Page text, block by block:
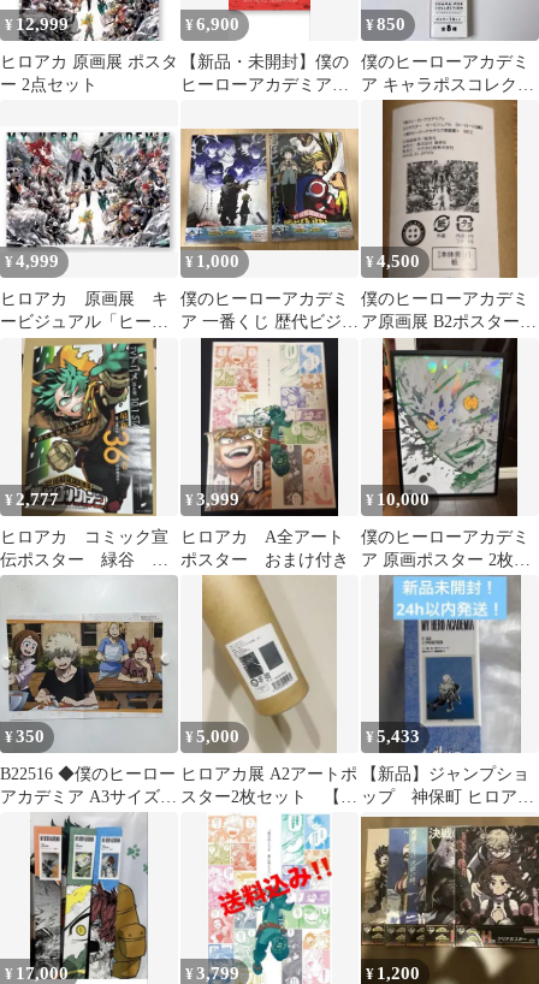
¥ 12,999
ヒロアカ 原画展 ポスタ
ー 2点セット
¥6,900
【新品・未開封】僕の
ヒーローアカデミア原
枚セット【頑張れ】
¥850
僕のヒーローアカデミ
ア キャラポスコレクシ
ョン ポスター 轟焦凍
¥4,999
ヒロアカ 原画展 キ
ービジュアル「ヒーロ
ーVS敵(ヴィラン)」
B2 ポスター
¥ 1,000
僕のヒーローアカデミ
ア 一番くじ 歴代ビジュ
アルクリアポスター 2
¥4,500
僕のヒーローアカデミ
ア原画展 B2ポスター
キービジュアル ヒーロ
ーVS敵
¥ 2,777
ヒロアカ コミック宣
伝ポスター 緑谷 デ
ク
¥3,999
ヒロアカ A全アート
ポスター おまけ付き
¥ 10,000
僕のヒーローアカデミ
ア 原画ポスター 2枚セ
ット
¥350
B22516 ◆僕のヒーロー
アカデミア A3サイズ
ポスター
¥5,000
ヒロアカ展 A2アートポ
スター2枚セット 【頑
張れ】
¥5,433
【新品】ジャンプショ
ップ 神保町 ヒロアカ
A2 ポスター 緑谷出
久 爆豪勝己
¥ 17,000 ¥3,799 ¥ 1,200